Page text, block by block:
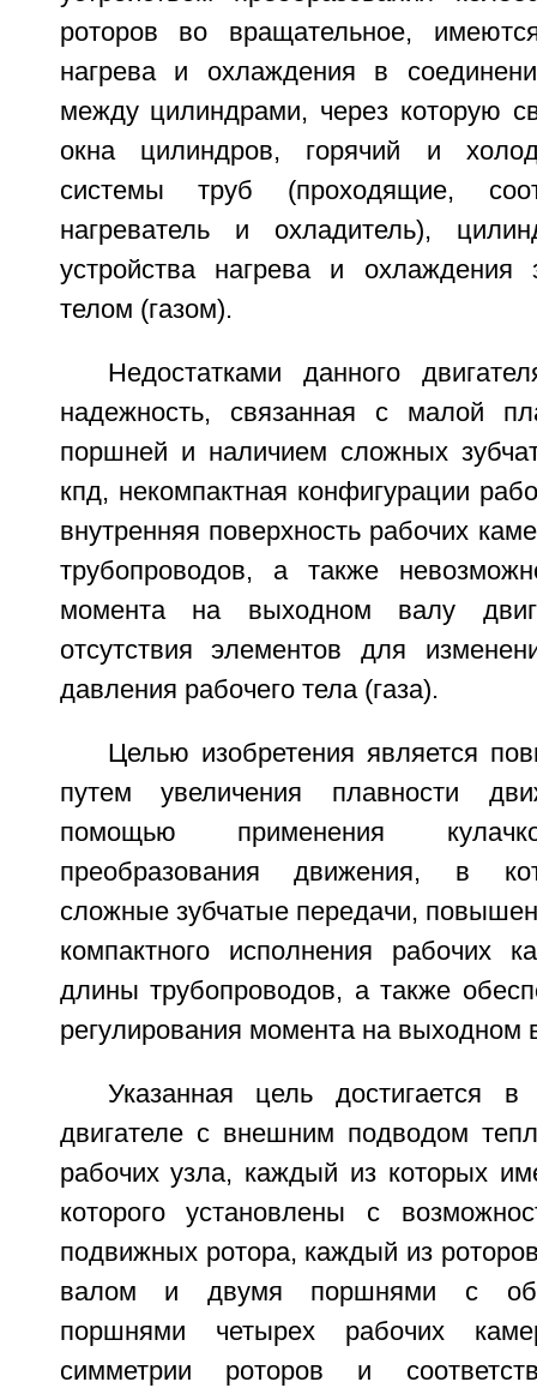
роторов во вращательное,
нагрева и охлаждения в
между цилиндрами, через которую
окна цилиндров, горячий и
системы труб (проходящие,
нагреватель и охладитель),
устройства нагрева и охлаждения
телом (газом).
Недостатками данного
надежность, связанная с малой
поршней и наличием сложных
кпд, некомпактная конфигурации
внутренняя поверхность рабочих
трубопроводов, а также
момента на выходном валу
отсутствия элементов для
давления рабочего тела (газа).
Целью изобретения является
путем увеличения плавности
помощью применения
преобразования движения, в
сложные зубчатые передачи,
компактного исполнения рабочих
длины трубопроводов, а также
регулирования момента на выходном
Указанная цель достигается в
двигателе с внешним подводом
рабочих узла, каждый из которых
которого установлены с
подвижных ротора, каждый из
валом и двумя поршнями с
поршнями четырех рабочих
симметрии роторов и